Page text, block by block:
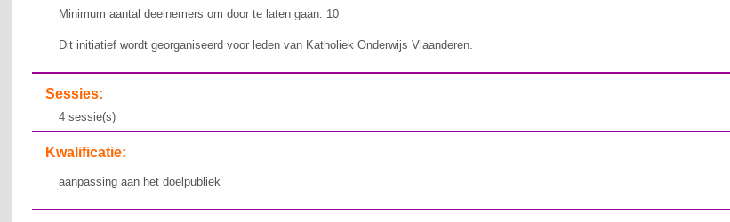
Minimum aantal deelnemers om door te laten gaan: 10
Dit initiatief wordt georganiseerd voor leden van Katholiek Onderwijs Vlaanderen.
Sessies:
4 sessie(s)
Kwalificatie:
aanpassing aan het doelpubliek